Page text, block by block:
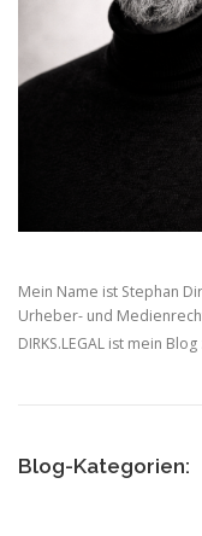
Mein Name ist Stephan
Urheber- und
DIRKS.LEGAL ist mein
Blog-Kategorien: